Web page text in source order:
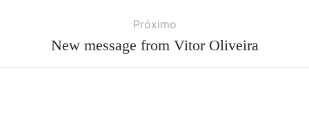
Próximo
New message from Vitor Oliveira